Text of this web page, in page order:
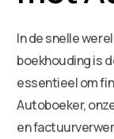
In de snelle
boekhouding is
essentieel om
Autoboeker,
en